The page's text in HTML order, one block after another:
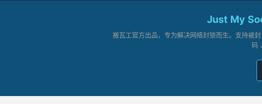
Just My
搬瓦工官方出品，专为解决网络封锁而生。支持被
码